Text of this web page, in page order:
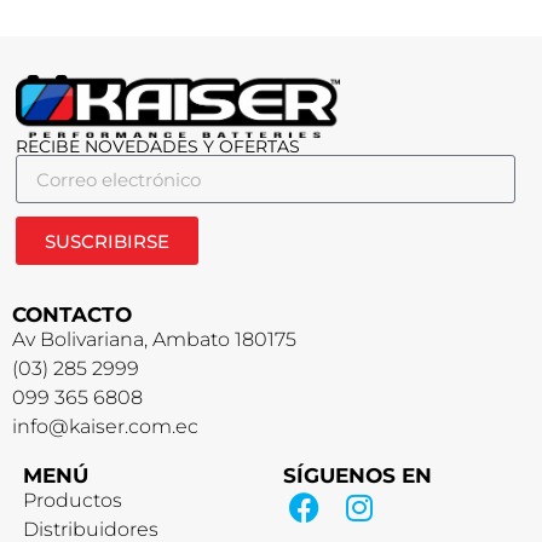
RECIBE NOVEDADES Y OFERTAS
SUSCRIBIRSE
CONTACTO
Av Bolivariana, Ambato 180175
(03) 285 2999
099 365 6808
info@kaiser.com.ec
MENÚ
Productos
Distribuidores
SÍGUENOS EN